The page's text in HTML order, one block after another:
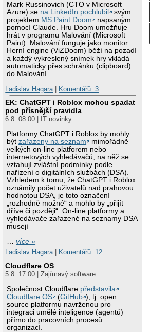
Mark Russinovich (CTO v Microsoft
Azure) se na LinkedIn pochlubil
svým
projektem MS Paint Doom
napsaným
pomocí Claude. Hru Doom umožňuje
hrát v programu Malování (Microsoft
Paint). Malování funguje jako monitor.
Herní engine (ViZDoom) běží na pozadí
a každý vykreslený snímek hry vkládá
automaticky přes schránku (clipboard)
do Malování.
Ladislav Hagara
Komentářů: 3
EK: ChatGPT i Roblox mohou spadat
pod přísnější pravidla
6.8. 08:00 | IT novinky
Platformy ChatGPT i Roblox by mohly
býtzařazeny na seznam
mimořádně
velkých on-line platforem nebo
internetových vyhledávačů, na něž se
vztahují zvláštní podmínky podle
nařízení o digitálních službách (DSA).
Vzhledem k tomu, že ChatGPT i Roblox
oznámily počet uživatelů nad prahovou
hodnotou DSA, je toto označení
„rozhodně možné“ a mohlo by „přijít
dříve či později“. On-line platformy a
vyhledávače zařazené na seznamy DSA
musejí
…více »
Ladislav Hagara| Komentářů: 12
Cloudflare OS
5.8. 17:00 | Zajímavý software
Společnost Cloudflare představila
Cloudflare OS
(GitHub ), tj. open
source platformu navrženou pro
integraci umělé inteligence (agentů)
přímo do pracovních procesů
organizací.